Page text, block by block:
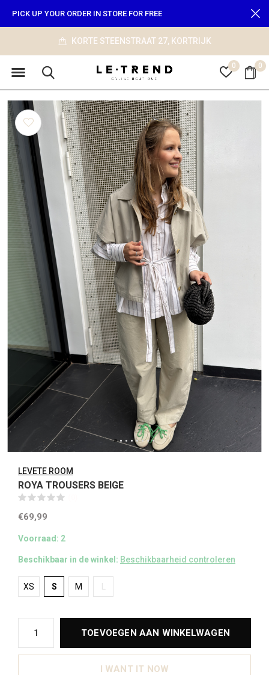
0 0
info@le-trend.com
PICK UP YOUR ORDER IN STORE FOR FREE
LEVETE ROOM
ROYA TROUSERS BEIGE
€69,99
Voorraad: 2
Beschikbaar in de winkel: Beschikbaarheid controleren
XS S M
TOEVOEGEN AAN WINKELWAGEN
I WANT IT NOW